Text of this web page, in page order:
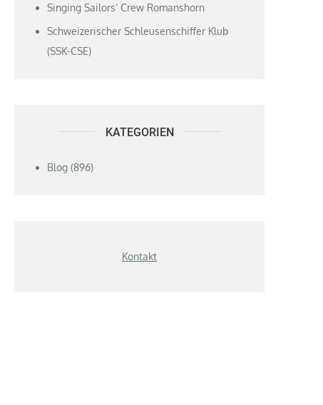
Singing Sailors‘ Crew Romanshorn
Schweizerischer Schleusenschiffer Klub
(SSK-CSE)
KATEGORIEN
Blog (896)
Kontakt